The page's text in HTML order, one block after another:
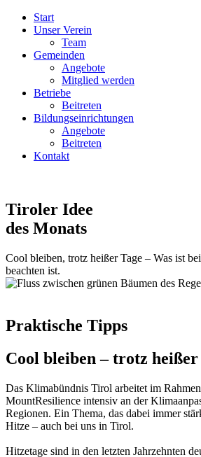
Start
Unser Verein
Team
Gemeinden
Angebote
Mitglied werden
Betriebe
Beitreten
Bildungseinrichtungen
Angebote
Beitreten
Kontakt
Tiroler Idee
des Monats
Cool bleiben, trotz heißer Tage – Was ist
beachten ist.
Praktische Tipps
Cool bleiben – trotz heißer
Das Klimabündnis Tirol arbeitet im
MountResilience intensiv an der
Regionen. Ein Thema, das dabei immer
Hitze – auch bei uns in Tirol.
Hitzetage sind in den letzten Jahrzehnten